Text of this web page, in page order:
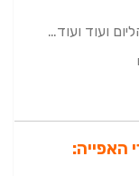
ועוד ועוד…
האפייה: